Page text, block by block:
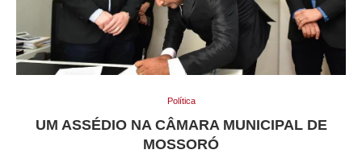
Política
UM ASSÉDIO NA CÂMARA MUNICIPAL DE
MOSSORÓ